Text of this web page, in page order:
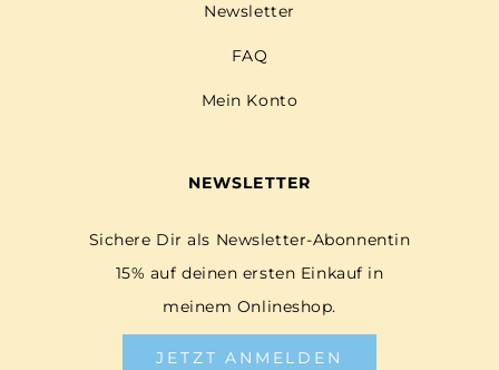
Newsletter
FAQ
Mein Konto
NEWSLETTER
Sichere Dir als Newsletter-Abonnentin
15% auf deinen ersten Einkauf in
meinem Onlineshop.
JETZT ANMELDEN